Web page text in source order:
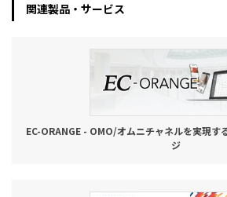
関連製品・サービス
EC-ORANGE - OMO/オムニチャネルを実現す
ジ